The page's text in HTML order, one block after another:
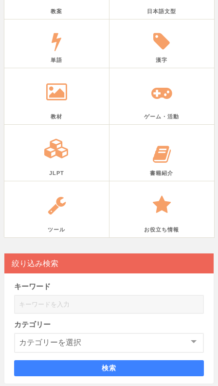
教案 日本語文型
単語 漢字
教材 ゲーム・活動
JLPT 書籍紹介
ツール お役立ち情報
絞り込み検索
キーワード
カテゴリー
検索